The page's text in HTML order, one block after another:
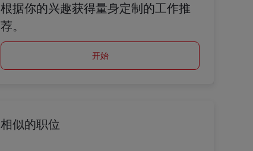
根据你的兴趣获得量身定制的工作推
荐。
开始
相似的职位